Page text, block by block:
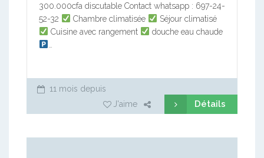
300.000cfa discutable Contact whatsapp : 697-24-
52-32
Chambre climatisée
Séjour climatisé
Cuisine avec rangement
douche eau chaude
11 mois depuis
J'aime
Détails